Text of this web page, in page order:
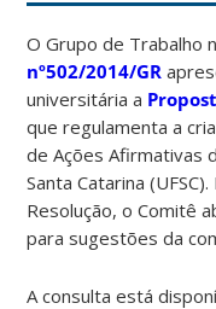
O Grupo de Trabalho
nº502/2014/GR
universitária a
que regulamenta a
de Ações Afirmativas
Santa Catarina
Resolução, o Comitê
para sugestões da
A consulta está